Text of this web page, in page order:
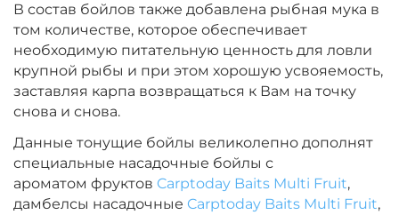
Вкус:
Острые Специи
‍899‍ ₽‍1 058‍₽ +
−
Диаметр:
14 мм
Вкус:
В состав бойлов также добавлена рыбная мука в
том количестве, которое обеспечивает
необходимую питательную ценность для ловли
крупной рыбы и при этом хорошую усвояемость,
заставляя карпа возвращаться к Вам на точку
снова и снова.
Данные тонущие бойлы великолепно дополнят
специальные насадочные бойлы с
ароматом фруктов Carptoday Baits Multi Fruit,
дамбелсы насадочные Carptoday Baits Multi Fruit,